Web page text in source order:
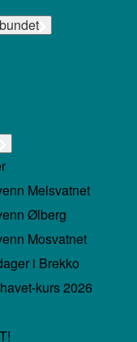
Melsvatnet
Ølberg
Mosvatnet
i Brekko
kurs 2026